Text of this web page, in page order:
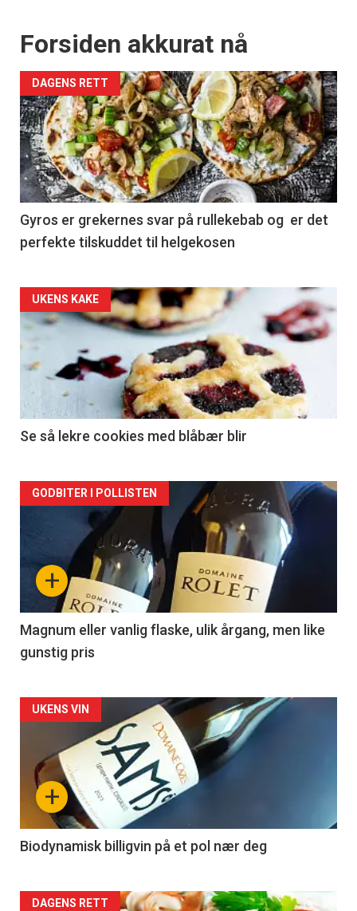
Forsiden akkurat nå
DAGENS RETT
Gyros er grekernes svar på rullekebab og er det
perfekte tilskuddet til helgekosen
Forsiden
akkurat
nå
2
UKENS KAKE
Se så lekre cookies med blåbær blir
Forsiden
akkurat
nå
3
+
GODBITER I POLLISTEN
Magnum eller vanlig flaske, ulik årgang, men like
gunstig pris
Forsiden
akkurat
nå
4
+
UKENS VIN
Biodynamisk billigvin på et pol nær deg
DAGENS RETT